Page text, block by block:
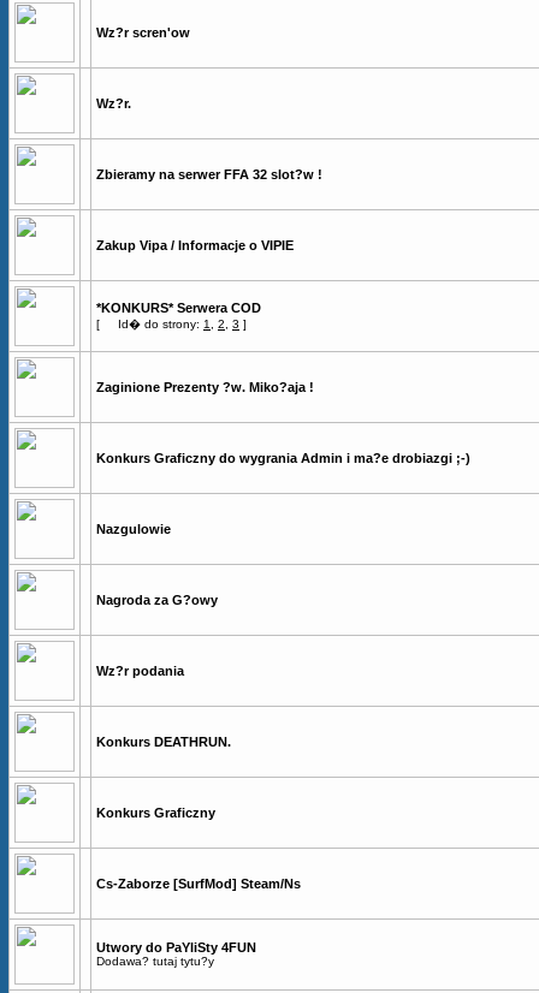
Wz?r scren'ow
Wz?r.
Zbieramy na serwer FFA 32 slot?w !
Zakup Vipa / Informacje o VIPIE
*KONKURS* Serwera COD
[ Id� do strony: 1 2 3 ]
Zaginione Prezenty ?w. Miko?aja !
Konkurs Graficzny do wygrania Admin i ma?e drobiazgi ;-)
Nazgulowie
Nagroda za G?owy
Wz?r podania
Konkurs DEATHRUN.
Konkurs Graficzny
Cs-Zaborze [SurfMod] Steam/Ns
Utwory do PaYliSty 4FUN
Dodawa? tutaj tytu?y